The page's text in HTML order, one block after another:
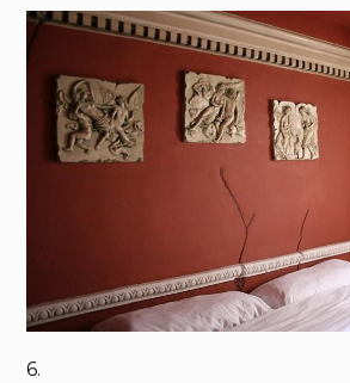
6.